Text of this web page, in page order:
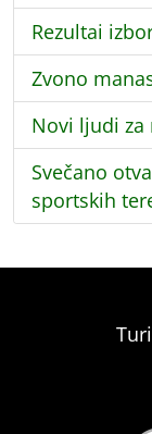
Rezultai
Zvono
Novi ljudi za
Svečano
sportskih